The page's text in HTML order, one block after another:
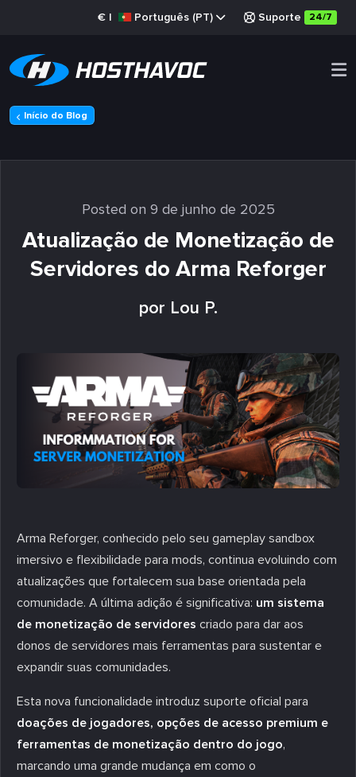
€ | Português (PT) Suporte 24/7
Início do Blog
Posted on 9 de junho de 2025
Atualização de Monetização de
Servidores do Arma Reforger
por Lou P.
Arma Reforger, conhecido pelo seu gameplay sandbox
imersivo e flexibilidade para mods, continua evoluindo com
atualizações que fortalecem sua base orientada pela
comunidade. A última adição é significativa: um sistema
de monetização de servidores criado para dar aos
donos de servidores mais ferramentas para sustentar e
expandir suas comunidades.
Esta nova funcionalidade introduz suporte oficial para
doações de jogadores, opções de acesso premium e
ferramentas de monetização dentro do jogo,
marcando uma grande mudança em como o